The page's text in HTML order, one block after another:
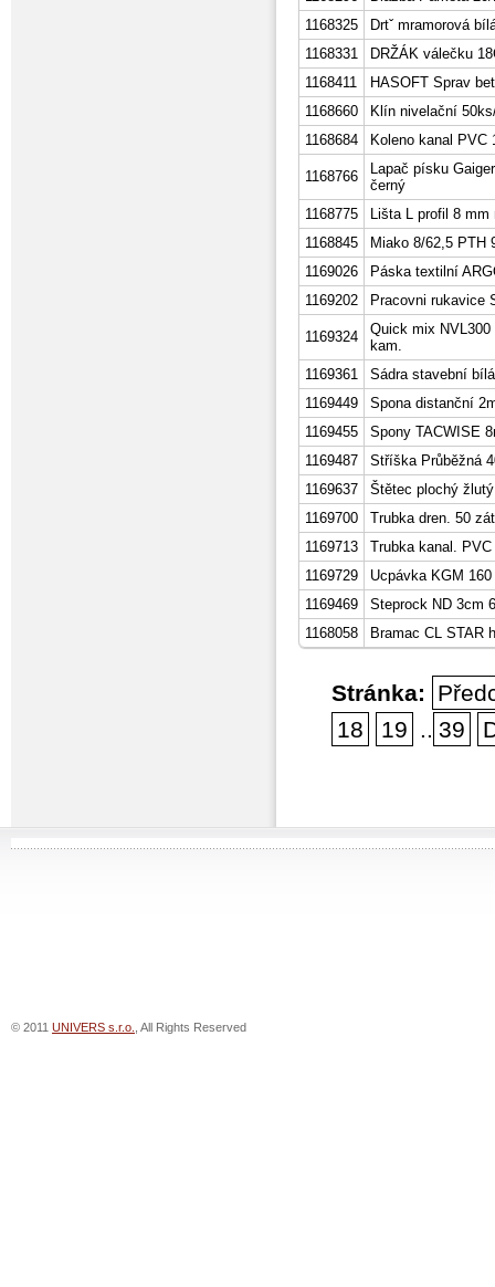
1168325
Drtˇ mramorová
1168331
DRŽÁK válečku
1168411
HASOFT Sprav
1168660
Klín nivelační
1168684
Koleno kanal PVC
1168766
Lapač písku
černý
1168775
Lišta L profil 8
1168845
Miako 8/62,5 PTH
1169026
Páska textilní
1169202
Pracovni rukavice
1169324
Quick mix
kam.
1169361
Sádra stavební
1169449
Spona distanční
1169455
Spony TACWISE
1169487
Stříška Průběžná
1169637
Štětec plochý
1169700
Trubka dren. 50
1169713
Trubka kanal.
1169729
Ucpávka KGM 160
1169469
Steprock ND 3cm
1168058
Bramac CL STAR
Stránka:
18
19 .. 39
© 2011 UNIVERS s.r.o. , All Rights Reserved